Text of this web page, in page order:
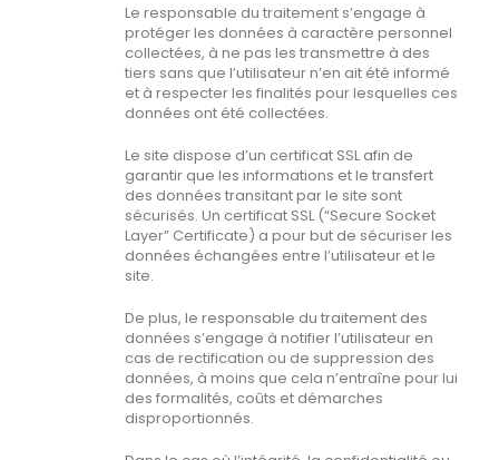
Le responsable du traitement s’engage à
protéger les données à caractère personnel
collectées, à ne pas les transmettre à des
tiers sans que l’utilisateur n’en ait été informé
et à respecter les finalités pour lesquelles ces
données ont été collectées.
Le site dispose d’un certificat SSL afin de
garantir que les informations et le transfert
des données transitant par le site sont
sécurisés. Un certificat SSL (“Secure Socket
Layer” Certificate) a pour but de sécuriser les
données échangées entre l’utilisateur et le
site.
De plus, le responsable du traitement des
données s’engage à notifier l’utilisateur en
cas de rectification ou de suppression des
données, à moins que cela n’entraîne pour lui
des formalités, coûts et démarches
disproportionnés.